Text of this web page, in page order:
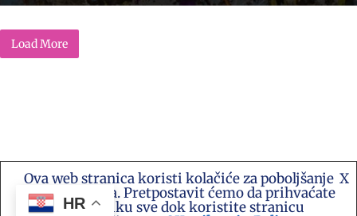
Load More
Kontakt e-mail: akademija.art@gmail.com •
Akademija Art Zagreb • Hrvatska stranica za
umjetnost i sve druge vijesti te platforma suradnje
HR
Ova web stranica koristi kolačiće za poboljšanje
vašeg iskustva. Pretpostavit ćemo da prihvaćate
ovu politiku sve dok koristite stranicu
X